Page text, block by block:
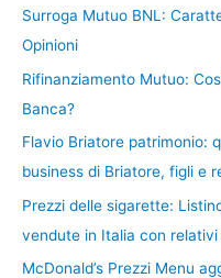
Surroga Mutuo BNL:
Opinioni
Rifinanziamento Mutuo:
Banca?
Flavio Briatore patrimonio:
business di Briatore, figli e
Prezzi delle sigarette:
vendute in Italia con
McDonald’s Prezzi Menu